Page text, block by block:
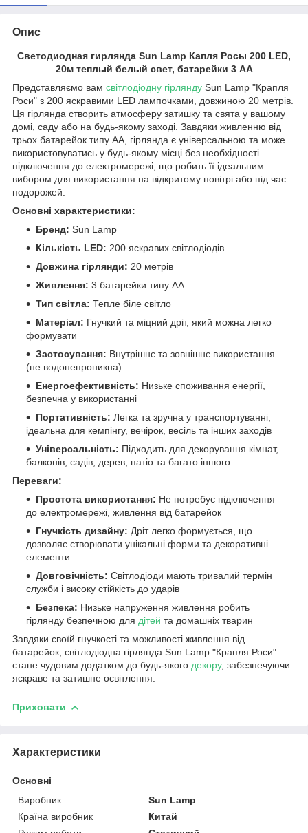
Опис
Светодиодная гирлянда Sun Lamp Капля Росы 200 LED,
20м теплый белый свет, батарейки 3 АА
Представляємо вам світлодіодну гірлянду Sun Lamp "Крапля
Роси" з 200 яскравими LED лампочками, довжиною 20 метрів.
Ця гірлянда створить атмосферу затишку та свята у вашому
домі, саду або на будь-якому заході. Завдяки живленню від
трьох батарейок типу АА, гірлянда є універсальною та може
використовуватись у будь-якому місці без необхідності
підключення до електромережі, що робить її ідеальним
вибором для використання на відкритому повітрі або під час
подорожей.
Основні характеристики:
Бренд: Sun Lamp
Кількість LED: 200 яскравих світлодіодів
Довжина гірлянди: 20 метрів
Живлення: 3 батарейки типу АА
Тип світла: Тепле біле світло
Матеріал: Гнучкий та міцний дріт, який можна легко
формувати
Застосування: Внутрішнє та зовнішнє використання
(не водонепроникна)
Енергоефективність: Низьке споживання енергії,
безпечна у використанні
Портативність: Легка та зручна у транспортуванні,
ідеальна для кемпінгу, вечірок, весіль та інших заходів
Універсальність: Підходить для декорування кімнат,
балконів, садів, дерев, патіо та багато іншого
Переваги:
Простота використання: Не потребує підключення
до електромережі, живлення від батарейок
Гнучкість дизайну: Дріт легко формується, що
дозволяє створювати унікальні форми та декоративні
елементи
Довговічність: Світлодіоди мають тривалий термін
служби і високу стійкість до ударів
Безпека: Низьке напруження живлення робить
гірлянду безпечною для дітей та домашніх тварин
Завдяки своїй гнучкості та можливості живлення від
батарейок, світлодіодна гірлянда Sun Lamp "Крапля Роси"
стане чудовим додатком до будь-якого декору, забезпечуючи
яскраве та затишне освітлення.
Приховати
Характеристики
Основні
Виробник
Sun Lamp
Країна виробник
Китай